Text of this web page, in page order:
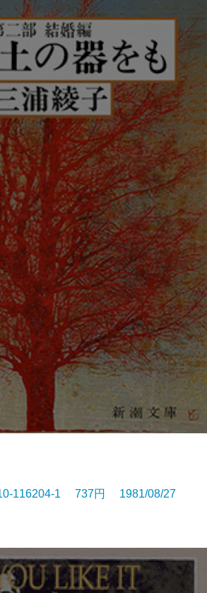
116204-1 737円 1981/08/27